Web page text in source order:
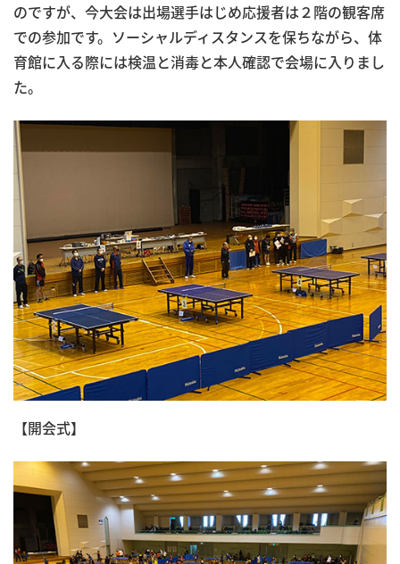
のですが、今大会は出場選手はじめ応援者は２階の観客席
での参加です。ソーシャルディスタンスを保ちながら、体
育館に入る際には検温と消毒と本人確認で会場に入りまし
た。
【開会式】